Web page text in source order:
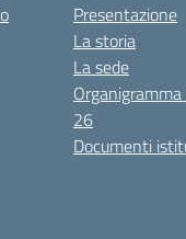
Presentazione
La storia
La sede
26
Documenti